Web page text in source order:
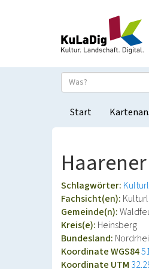
Start
Schlagwörter:
Fachsicht(en):
Gemeinde(n):
Kreis(e): Heinsberg
Bundesland:
Koordinate WGS84
Koordinate UTM